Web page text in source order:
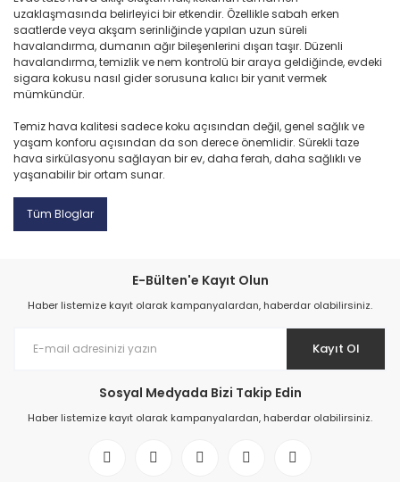
uzaklaşmasında belirleyici bir etkendir. Özellikle sabah erken
saatlerde veya akşam serinliğinde yapılan uzun süreli
havalandırma, dumanın ağır bileşenlerini dışarı taşır. Düzenli
havalandırma, temizlik ve nem kontrolü bir araya geldiğinde, evdeki
sigara kokusu nasıl gider sorusuna kalıcı bir yanıt vermek
mümkündür.
Temiz hava kalitesi sadece koku açısından değil, genel sağlık ve
yaşam konforu açısından da son derece önemlidir. Sürekli taze
hava sirkülasyonu sağlayan bir ev, daha ferah, daha sağlıklı ve
yaşanabilir bir ortam sunar.
Tüm Bloglar
E-Bülten'e Kayıt Olun
Haber listemize kayıt olarak kampanyalardan, haberdar olabilirsiniz.
Kayıt Ol
Sosyal Medyada Bizi Takip Edin
Haber listemize kayıt olarak kampanyalardan, haberdar olabilirsiniz.